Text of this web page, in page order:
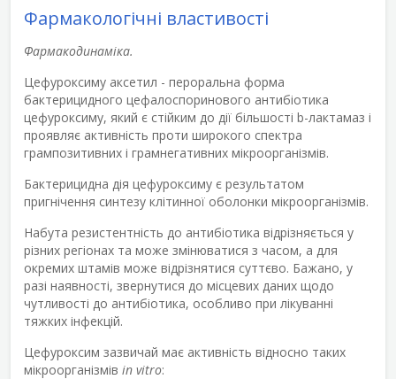
Фармакологічні властивості
Фармакодинаміка.
Цефуроксиму аксетил - пероральна форма
бактерицидного цефалоспоринового антибіотика
цефуроксиму, який є стійким до дії більшості b-лактамаз і
проявляє активність проти широкого спектра
грампозитивних і грамнегативних мікроорганізмів.
Бактерицидна дія цефуроксиму є результатом
пригнічення синтезу клітинної оболонки мікроорганізмів.
Набута резистентність до антибіотика відрізняється у
різних регіонах та може змінюватися з часом, а для
окремих штамів може відрізнятися суттєво. Бажано, у
разі наявності, звернутися до місцевих даних щодо
чутливості до антибіотика, особливо при лікуванні
тяжких інфекцій.
Цефуроксим зазвичай має активність відносно таких
мікроорганізмів in vitro: